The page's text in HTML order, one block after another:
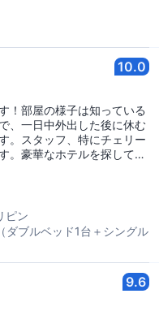
10.0
！部屋の様子は知っている
、一日中外出した後に休む
。スタッフ、特にチェリー
。豪華なホテルを探してい
しれません。しかし、心優
ピン
ブルベッド1台＋シングル
9.6